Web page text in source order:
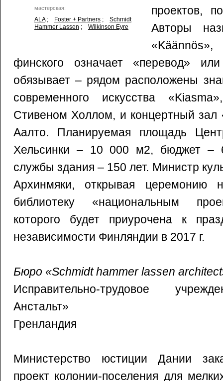
мастерская:
ALA; Foster + Partners ; Schmidt
Hammer Lassen ; Wilkinson Eyre
проектов,
Авторы
финского означает «перевод»
обязывает – рядом расположены
современного искусства
Стивеном Холлом, и концертный зал
Аалто. Планируемая площадь
Хельсинки – 10 000 м2, бюджет –
службы здания – 150 лет. Министр
Архинмяки, открывая церемонию
библиотеку «национальным
которого будет приурочена к
независимости Финляндии в 2017 г.
Бюро «Schmidt hammer lassen
Исправительно-трудовое
Анстальт»
Гренландия
Министерство юстиции Дании
проект колонии-поселения для